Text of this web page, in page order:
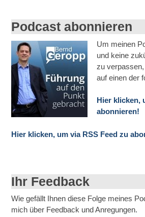
Podcast abonnieren
Um meinen
und keine
zu
auf einen der
Hier klicken,
abonnieren!
Hier klicken, um via RSS Feed zu
Ihr Feedback
Wie gefällt Ihnen diese Folge meines
mich über Feedback und Anregungen.